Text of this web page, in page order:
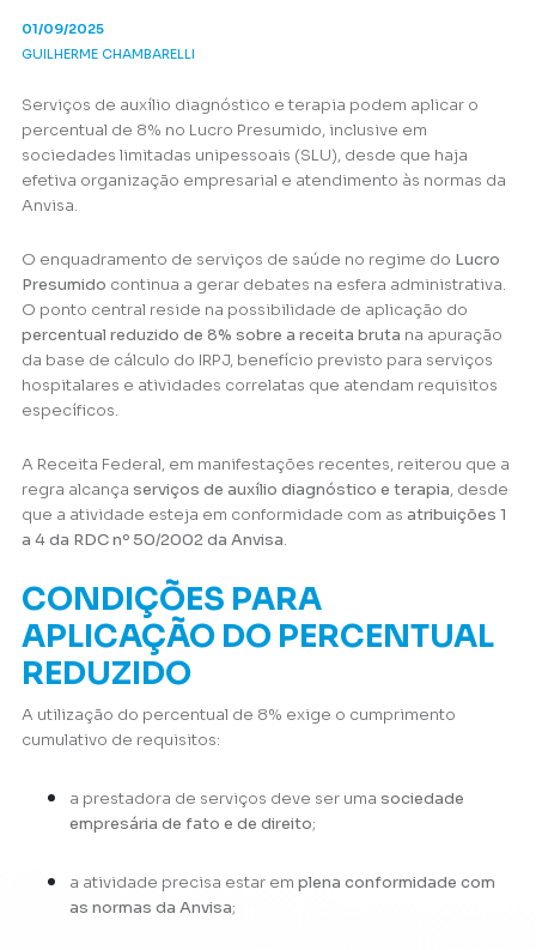
01/09/2025
GUILHERME CHAMBARELLI
Serviços de auxílio diagnóstico e terapia podem aplicar o
percentual de 8% no Lucro Presumido, inclusive em
sociedades limitadas unipessoais (SLU), desde que haja
efetiva organização empresarial e atendimento às normas da
Anvisa.
O enquadramento de serviços de saúde no regime do Lucro
Presumido continua a gerar debates na esfera administrativa.
O ponto central reside na possibilidade de aplicação do
percentual reduzido de 8% sobre a receita bruta na apuração
da base de cálculo do IRPJ, benefício previsto para serviços
hospitalares e atividades correlatas que atendam requisitos
específicos.
A Receita Federal, em manifestações recentes, reiterou que a
regra alcança serviços de auxílio diagnóstico e terapia, desde
que a atividade esteja em conformidade com as atribuições 1
a 4 da RDC nº 50/2002 da Anvisa.
CONDIÇÕES PARA
APLICAÇÃO DO PERCENTUAL
REDUZIDO
A utilização do percentual de 8% exige o cumprimento
cumulativo de requisitos:
a prestadora de serviços deve ser uma sociedade
empresária de fato e de direito;
a atividade precisa estar em plena conformidade com
as normas da Anvisa;